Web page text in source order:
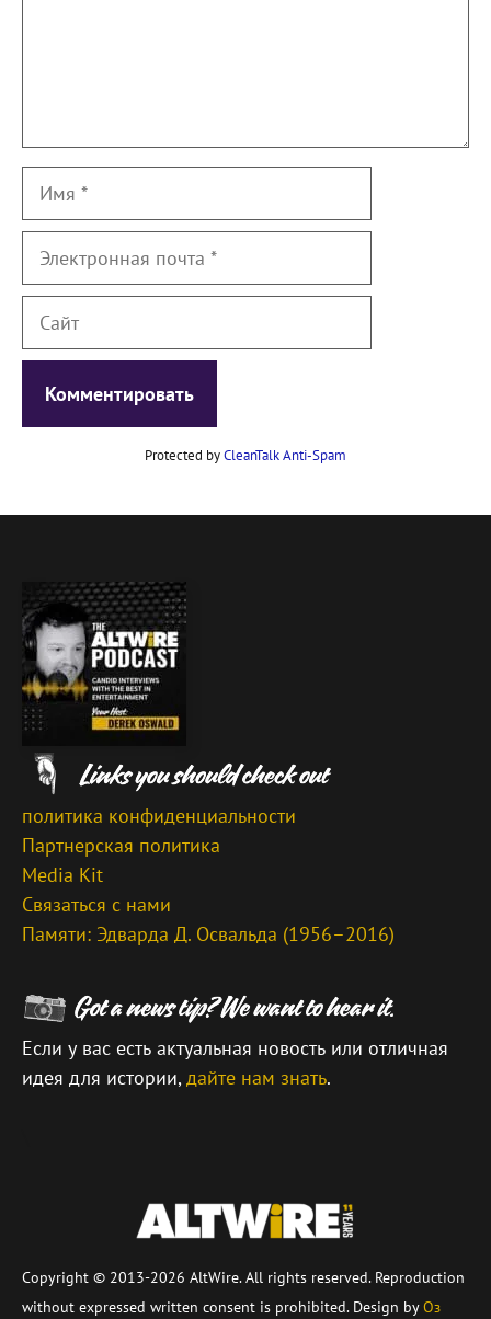
Имя
Электронная
Сайт
Protected byCleanTalk Anti-Spam
политика конфиденциальности
Партнерская политика
Media Kit
Связаться с нами
Памяти: Эдварда Д. Освальда (1956–2016)
Если у вас есть актуальная новость или отличная
идея для истории,дайте нам знать.
Copyright © 2013-2026 AltWire. All rights reserved. Reproduction
without expressed written consent is prohibited. Design byОз